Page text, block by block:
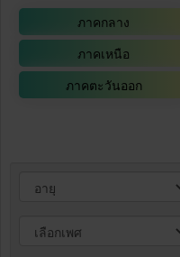
ภาคกลาง
ภาคเหนือ
ภาคตะวันออก